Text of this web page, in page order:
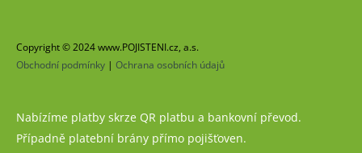
Copyright © 2024 www.POJISTENI.cz, a.s.
Obchodní podmínky | Ochrana osobních údajů
Nabízíme platby skrze QR platbu a bankovní převod.
Případně platební brány přímo pojišťoven.